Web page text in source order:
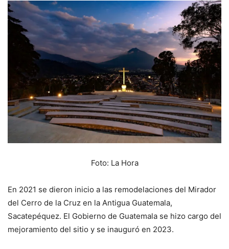
Foto: La Hora
En 2021 se dieron inicio a las remodelaciones del Mirador
del Cerro de la Cruz en la Antigua Guatemala,
Sacatepéquez. El Gobierno de Guatemala se hizo cargo del
mejoramiento del sitio y se inauguró en 2023.